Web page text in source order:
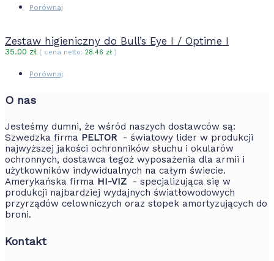
Porównaj
Zestaw higieniczny do Bull’s Eye I / Optime I
35.00 zł ( cena netto: 28.46 zł )
Porównaj
O nas
Jesteśmy dumni, że wśród naszych dostawców są:
Szwedzka firma PELTOR- światowy lider w produkcji
najwyższej jakości ochronników słuchu i okularów
ochronnych, dostawca tegoż wyposażenia dla armii i
użytkowników indywidualnych na całym świecie.
Amerykańska firma HI-VIZ - specjalizująca się w
produkcji najbardziej wydajnych światłowodowych
przyrządów celowniczych oraz stopek amortyzujących do
broni.
Kontakt